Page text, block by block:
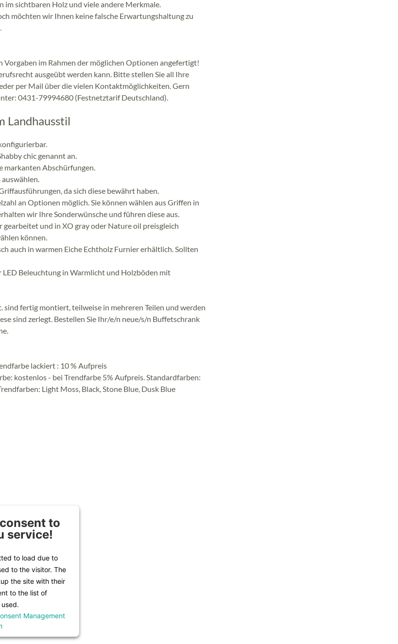
im sichtbaren Holz und viele andere Merkmale.
möchten wir Ihnen keine falsche Erwartungshaltung zu
im Rahmen der möglichen Optionen angefertigt!
ausgeübt werden kann. Bitte stellen Sie all Ihre
per Mail über die vielen Kontaktmöglichkeiten. Gern
0431-79994680 (Festnetztarif Deutschland).
Landhausstil
chic genannt an.
markanten Abschürfungen.
da sich diese bewährt haben.
an Optionen möglich. Sie können wählen aus Griffen in
wir Ihre Sonderwünsche und führen diese aus.
und in XO gray oder Nature oil preisgleich
können.
auch in warmen Eiche Echtholz Furnier erhältlich. Sollten
Beleuchtung in Warmlicht und Holzböden mit
fertig montiert, teilweise in mehreren Teilen und werden
sind zerlegt. Bestellen Sie Ihr/e/n neue/s/n Buffetschrank
lackiert : 10 % Aufpreis
kostenlos - bei Trendfarbe 5% Aufpreis. Standardfarben:
Light Moss, Black, Stone Blue, Dusk Blue
to
service!
to load due to
to the visitor. The
the site with their
to the list of
Management